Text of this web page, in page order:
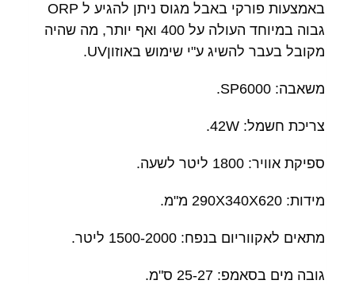
באמצעות פורקי באבל מגוס ניתן להגיע ל ORP
גבוה במיוחד העולה על 400 ואף יותר, מה שהיה
מקובל בעבר להשיג ע"י שימוש באוזוןUV.
משאבה: SP6000.
צריכת חשמל: 42W.
ספיקת אוויר: 1800 ליטר לשעה.
מידות: 290X340X620 מ"מ.
מתאים לאקווריום בנפח: 1500-2000 ליטר.
גובה מים בסאמפ: 25-27 ס"מ.